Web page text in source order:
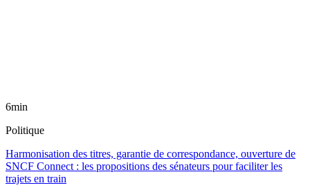
6min
Politique
Harmonisation des titres, garantie de correspondance, ouverture de
SNCF Connect : les propositions des sénateurs pour faciliter les
trajets en train